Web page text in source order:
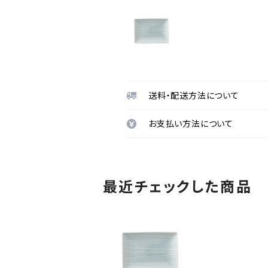
送料・配送方法について
お支払い方法について
最近チェックした商品